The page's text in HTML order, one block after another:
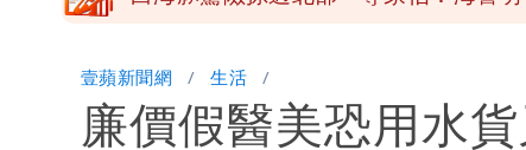
白海豚颱風逼近！鄭明典示警「恐遇
壹蘋新聞網 生活
廉價假醫美恐用水